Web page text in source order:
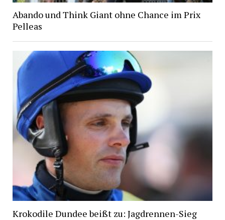
Abando und Think Giant ohne Chance im Prix
Pelleas
Krokodile Dundee beißt zu: Jagdrennen-Sieg